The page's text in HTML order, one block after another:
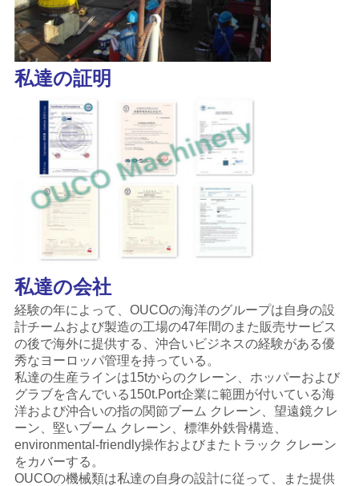
私達の証明
私達の会社
経験の年によって、OUCOの海洋のグループは自身の設
計チームおよび製造の工場の47年間のまた販売サービス
の後で海外に提供する、沖合いビジネスの経験がある優
秀なヨーロッパ管理を持っている。
私達の生産ラインは15tからのクレーン、ホッパーおよび
グラブを含んでいる150t.Port企業に範囲が付いている海
洋および沖合いの指の関節ブーム クレーン、望遠鏡クレ
ーン、堅いブーム クレーン、標準外鉄骨構造、
environmental-friendly操作およびまたトラック クレーン
をカバーする。
OUCOの機械類は私達の自身の設計に従って、また提供